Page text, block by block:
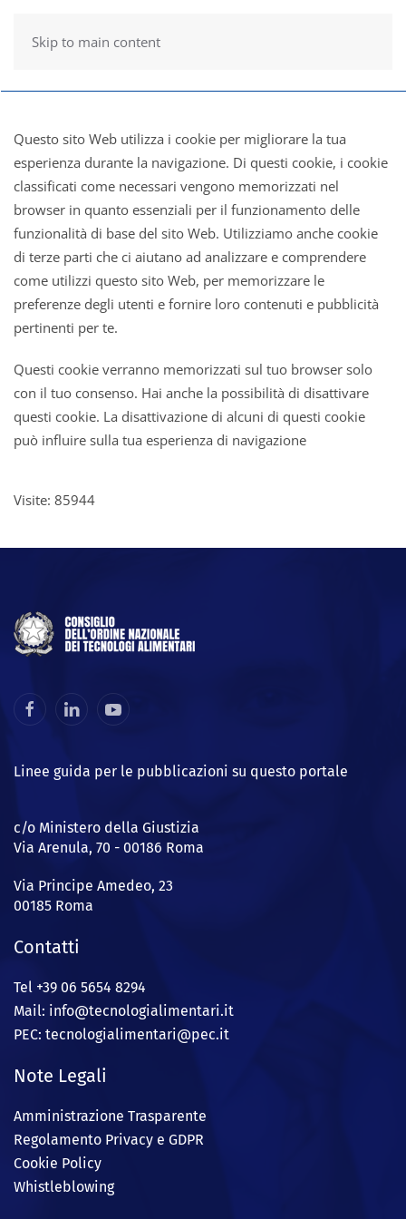
Skip to main content
Questo sito Web utilizza i cookie per migliorare la tua
esperienza durante la navigazione. Di questi cookie, i cookie
classificati come necessari vengono memorizzati nel
browser in quanto essenziali per il funzionamento delle
funzionalità di base del sito Web. Utilizziamo anche cookie
di terze parti che ci aiutano ad analizzare e comprendere
come utilizzi questo sito Web, per memorizzare le
preferenze degli utenti e fornire loro contenuti e pubblicità
pertinenti per te.
Questi cookie verranno memorizzati sul tuo browser solo
con il tuo consenso. Hai anche la possibilità di disattivare
questi cookie. La disattivazione di alcuni di questi cookie
può influire sulla tua esperienza di navigazione
Visite: 85944
Linee guida per le pubblicazioni su questo portale
c/o Ministero della Giustizia
Via Arenula, 70 - 00186 Roma
Via Principe Amedeo, 23
00185 Roma
Contatti
Tel +39 06 5654 8294
Mail: info@tecnologialimentari.it
PEC: tecnologialimentari@pec.it
Note Legali
Amministrazione Trasparente
Regolamento Privacy e GDPR
Cookie Policy
Whistleblowing